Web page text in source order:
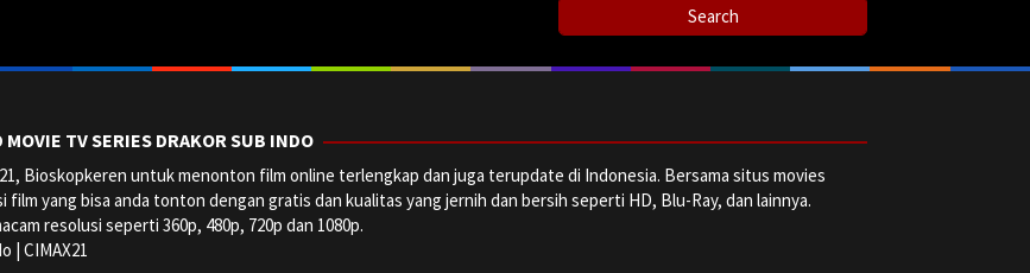
TV SERIES DRAKOR SUB INDO
Bioskopkeren untuk menonton film online terlengkap dan juga terupdate di Indonesia. Bersama situs movies
yang bisa anda tonton dengan gratis dan kualitas yang jernih dan bersih seperti HD, Blu-Ray, dan lainnya.
resolusi seperti 360p, 480p, 720p dan 1080p.
| CIMAX21